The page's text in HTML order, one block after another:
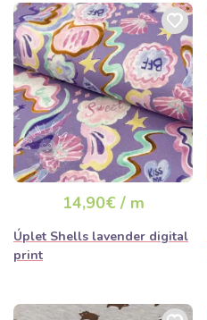
14,90€ / m
Úplet Shells lavender digital
print